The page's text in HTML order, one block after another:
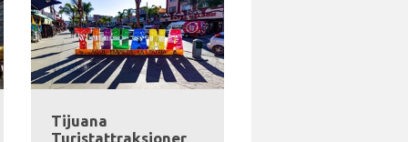
Tijuana
Turistattraksjoner